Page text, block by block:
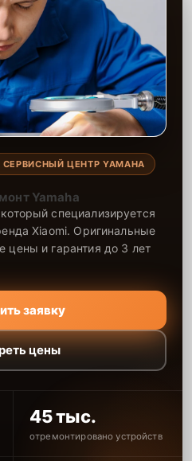
ЦЕНТР YAMAHA
Yamaha
специализируется
Xiaomi. Оригинальные
цены и гарантия до 3 лет
заявку
цены
45 тыс.
отремонтировано устройств